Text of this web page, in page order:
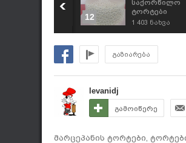
შეკვეთით
12
საქორწილო
ტორტები
გამოწერით,
1 403 ნახვა
გაზიარება
levanidj
გამოიწერე
მარცეპანის ტორტები, ტორტები